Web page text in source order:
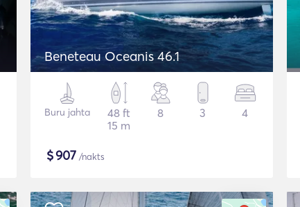
Beneteau Oceanis 46.1
Buru jahta
48 ft
15 m
8 3 4
$907 /nakts